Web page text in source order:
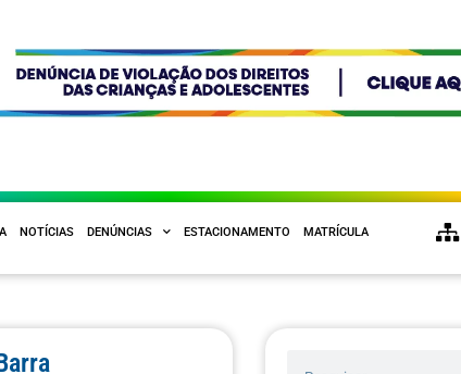
NOTÍCIAS DENÚNCIAS ESTACIONAMENTO MATRÍCULA